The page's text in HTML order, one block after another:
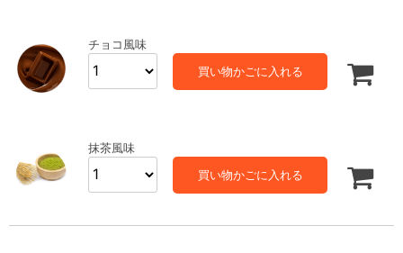
チョコ風味
買い物かごに入れる
抹茶風味
買い物かごに入れる